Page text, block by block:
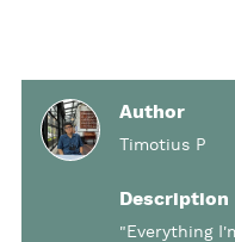
Author
Timotius P
Description
"Everything